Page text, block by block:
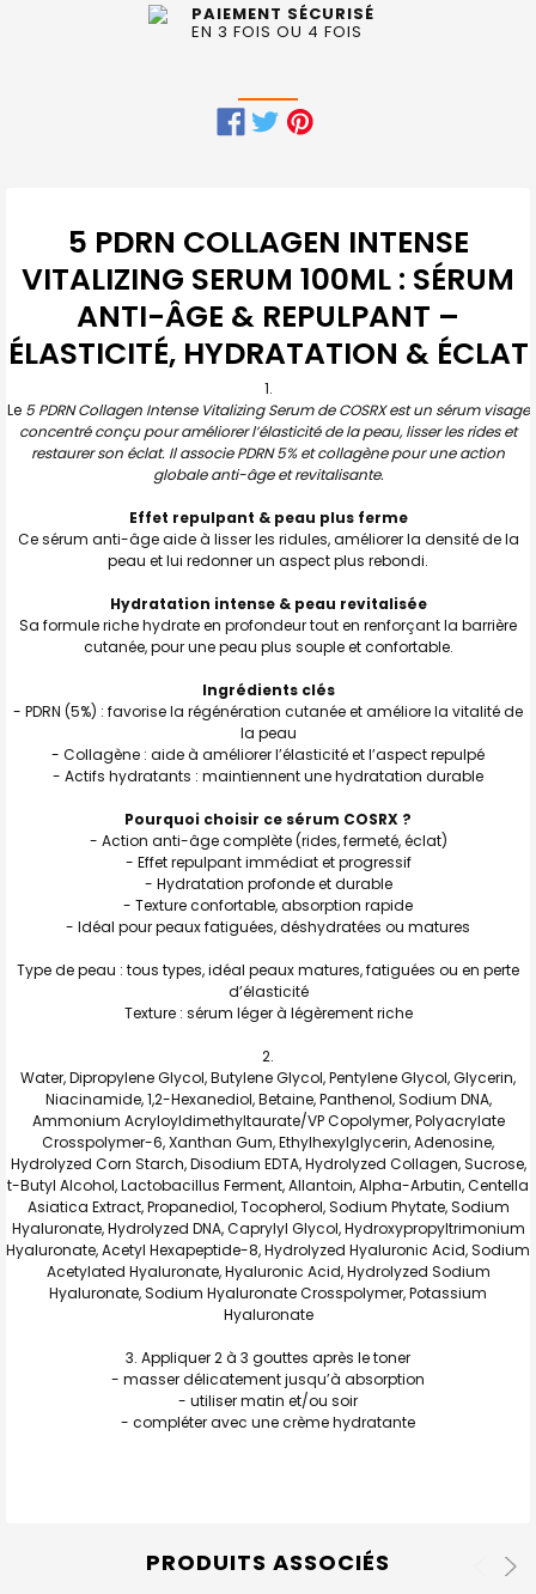
PAIEMENT SÉCURISÉ
EN 3 FOIS OU 4 FOIS
ENSEMBLE
TOUT
SELECTIONNER
SÉLECTION
AU PANIER
5 PDRN COLLAGEN INTENSE
VITALIZING SERUM 100ML : SÉRUM
ANTI-ÂGE & REPULPANT –
ÉLASTICITÉ, HYDRATATION & ÉCLAT
Le 5 PDRN Collagen Intense Vitalizing Serum de COSRX est un sérum visage
concentré conçu pour améliorer l’élasticité de la peau, lisser les rides et
restaurer son éclat. Il associe PDRN 5% et collagène pour une action
globale anti-âge et revitalisante.
Effet repulpant & peau plus ferme
Ce sérum anti-âge aide à lisser les ridules, améliorer la densité de la
peau et lui redonner un aspect plus rebondi.
Hydratation intense & peau revitalisée
Sa formule riche hydrate en profondeur tout en renforçant la barrière
cutanée, pour une peau plus souple et confortable.
Ingrédients clés
- PDRN (5%) : favorise la régénération cutanée et améliore la vitalité de
la peau
- Collagène : aide à améliorer l’élasticité et l’aspect repulpé
- Actifs hydratants : maintiennent une hydratation durable
Pourquoi choisir ce sérum COSRX ?
- Action anti-âge complète (rides, fermeté, éclat)
- Effet repulpant immédiat et progressif
- Hydratation profonde et durable
- Texture confortable, absorption rapide
- Idéal pour peaux fatiguées, déshydratées ou matures
Type de peau : tous types, idéal peaux matures, fatiguées ou en perte
d’élasticité
Texture : sérum léger à légèrement riche
Water, Dipropylene Glycol, Butylene Glycol, Pentylene Glycol, Glycerin,
Niacinamide, 1,2-Hexanediol, Betaine, Panthenol, Sodium DNA,
Ammonium Acryloyldimethyltaurate/VP Copolymer, Polyacrylate
Crosspolymer-6, Xanthan Gum, Ethylhexylglycerin, Adenosine,
Hydrolyzed Corn Starch, Disodium EDTA, Hydrolyzed Collagen, Sucrose,
t-Butyl Alcohol, Lactobacillus Ferment, Allantoin, Alpha-Arbutin, Centella
Asiatica Extract, Propanediol, Tocopherol, Sodium Phytate, Sodium
Hyaluronate, Hydrolyzed DNA, Caprylyl Glycol, Hydroxypropyltrimonium
Hyaluronate, Acetyl Hexapeptide-8, Hydrolyzed Hyaluronic Acid, Sodium
Acetylated Hyaluronate, Hyaluronic Acid, Hydrolyzed Sodium
Hyaluronate, Sodium Hyaluronate Crosspolymer, Potassium
Hyaluronate
Appliquer 2 à 3 gouttes après le toner
- masser délicatement jusqu’à absorption
- utiliser matin et/ou soir
- compléter avec une crème hydratante
PRODUITS ASSOCIÉS